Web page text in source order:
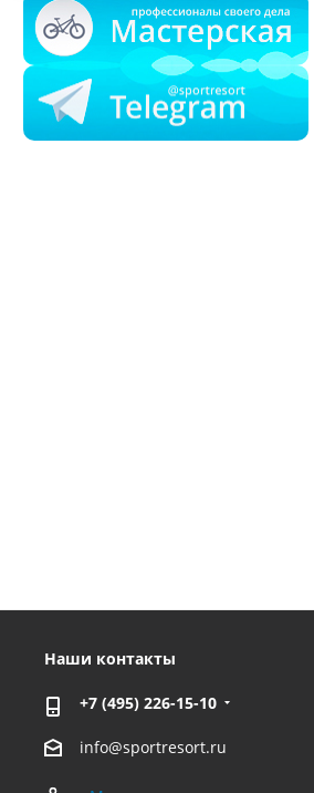
Наши контакты
+7 (495) 226-15-10
info@sportresort.ru